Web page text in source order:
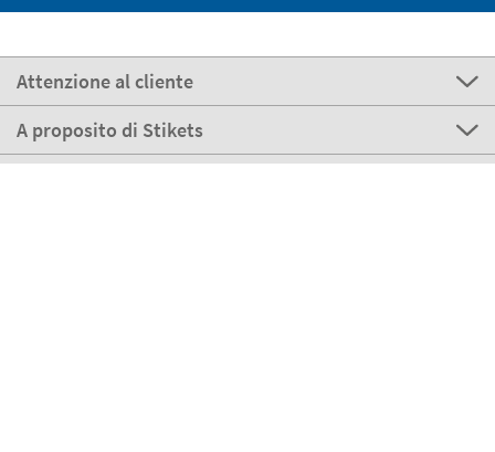
Attenzione al cliente
A proposito di Stikets